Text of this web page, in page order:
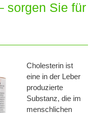
sorgen Sie für
Cholesterin ist
eine in der Leber
produzierte
Substanz, die im
menschlichen